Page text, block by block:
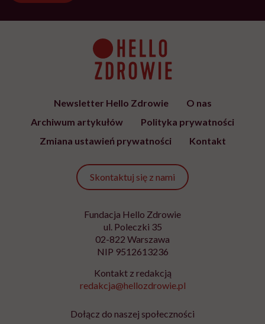
drugiej będzie to zaledwie lekki wysiłek fizyczny.
Dlatego określając intensywność wysiłku, bierzmy
pod uwagę indywidualne parametry, a nie sam rodzaj
Mówiąc o zaleceniach WHO, wspomniała pani o
wysiłku tlenowym. Co to za trening?
Wysiłki tlenowe, czyli aerobowe, to takie, w których
nasze mięśnie wykorzystują głównie tlen jako źródło
energii – bardzo uproszczając. Charakteryzują się
długim czasem trwania, minimum 20-30 minut, oraz
niską bądź umiarkowaną intensywnością. Podczas
wydolność w rozumieniu wytrzymałości tlenowej
organizmu. To idealny i preferowany początek
przygody z aktywnością sportową, ponieważ ta forma